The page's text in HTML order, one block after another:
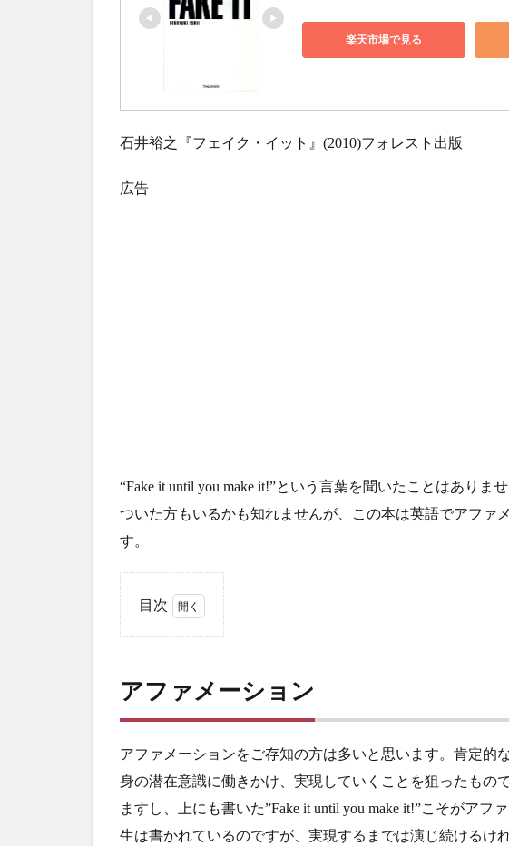
楽天市場で見る
石井裕之『フェイク・イット』(2010)フォレスト出版
広告
“Fake it until you make it!”という言葉を聞いたことはありま
ついた方もいるかも知れませんが、この本は英語でアファ
す。
目次
ァ
シ
ョ
ン
2
日
アファメーション
アファメーションをご存知の方は多いと思います。肯定的
身の潜在意識に働きかけ、実現していくことを狙ったもの
ますし、上にも書いた”Fake it until you make it!”こそがア
生は書かれているのですが、実現するまでは演じ続けるけ